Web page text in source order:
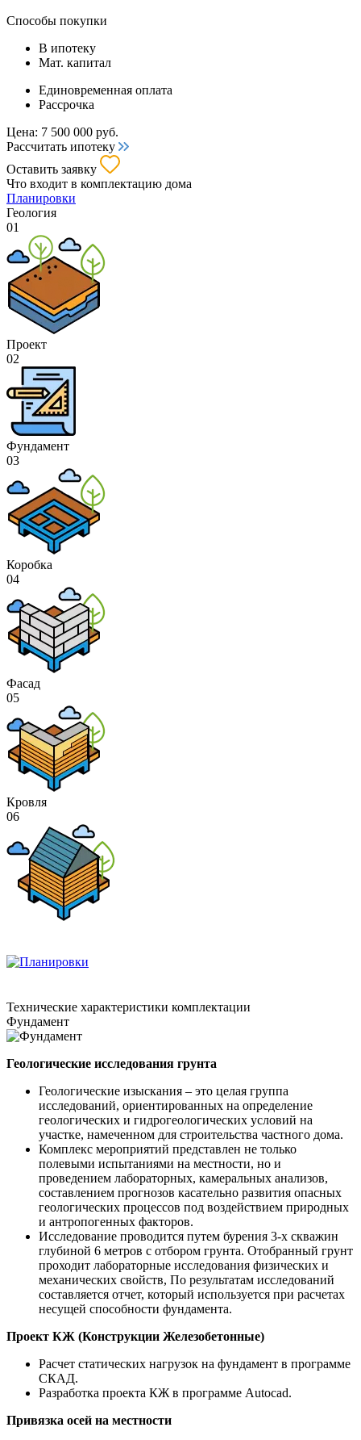
Способы покупки
В ипотеку
Мат. капитал
Единовременная оплата
Рассрочка
Цена: 7 500 000 руб.
Рассчитать ипотеку
Оставить заявку
Что входит в комплектацию дома
Планировки
Геология
01
Проект
02
Фундамент
03
Коробка
04
Фасад
05
Кровля
06
Технические характеристики комплектации
Фундамент
Геологические исследования грунта
Геологические изыскания – это целая группа
исследований, ориентированных на определение
геологических и гидрогеологических условий на
участке, намеченном для строительства частного дома.
Комплекс мероприятий представлен не только
полевыми испытаниями на местности, но и
проведением лабораторных, камеральных анализов,
составлением прогнозов касательно развития опасных
геологических процессов под воздействием природных
и антропогенных факторов.
Исследование проводится путем бурения 3-х скважин
глубиной 6 метров с отбором грунта. Отобранный грунт
проходит лабораторные исследования физических и
механических свойств, По результатам исследований
составляется отчет, который используется при расчетах
несущей способности фундамента.
Проект КЖ (Конструкции Железобетонные)
Расчет статических нагрузок на фундамент в программе
СКАД.
Разработка проекта КЖ в программе Autocad.
Привязка осей на местности